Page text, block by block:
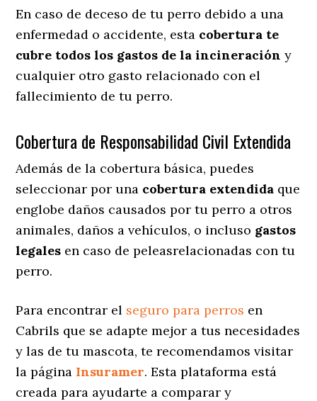
En caso de deceso de tu perro debido a una
enfermedad o accidente, esta cobertura te
cubre todos los gastos de la incineración y
cualquier otro gasto relacionado con el
fallecimiento de tu perro.
Cobertura de Responsabilidad Civil Extendida
Además de la cobertura básica, puedes
seleccionar por una cobertura extendida que
englobe daños causados por tu perro a otros
animales, daños a vehículos, o incluso gastos
legales en caso de peleasrelacionadas con tu
perro.
Para encontrar el seguro para perros en
Cabrils que se adapte mejor a tus necesidades
y las de tu mascota, te recomendamos visitar
la página Insuramer. Esta plataforma está
creada para ayudarte a comparar y